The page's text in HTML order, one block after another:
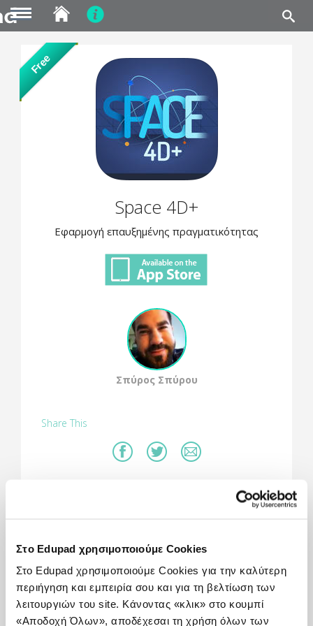
Στο Edupad χρησιμοποιούμε Cookies
Στο Edupad χρησιμοποιούμε Cookies για την καλύτερη
περιήγηση και εμπειρία σου και για τη βελτίωση των
λειτουργιών του site. Κάνοντας «κλικ» στο κουμπί
«Αποδοχή Όλων», αποδέχεσαι τη χρήση όλων των
content
Free
Space 4D+
Εφαρμογή επαυξημένης πραγματικότητας
Σπύρος Σπύρου
Share This
μια φανταστική εμπειρία εξερεύνησης του
Η εφαρμογή Space 4D+ περιλαμβάνει μια συλλογή
από 37 εκπαιδευτικές κάρτες επαυξημένης
πραγματικότητας, οι οποίες περιλαμβάνουν το